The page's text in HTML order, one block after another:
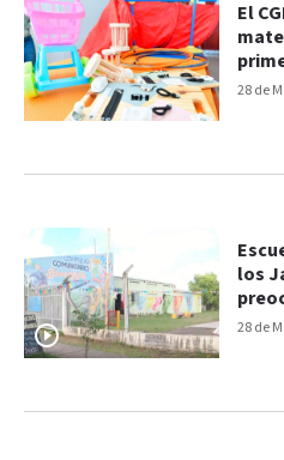
28 de
El
28 de
los
un